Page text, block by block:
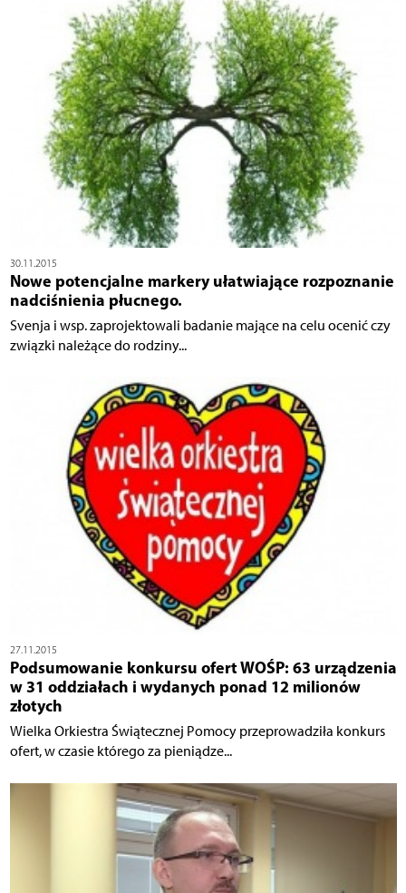
30.11.2015
Nowe potencjalne markery ułatwiające rozpoznanie
nadciśnienia płucnego.
Svenja i wsp. zaprojektowali badanie mające na celu ocenić czy
związki należące do rodziny...
27.11.2015
Podsumowanie konkursu ofert WOŚP: 63 urządzenia
w 31 oddziałach i wydanych ponad 12 milionów
złotych
Wielka Orkiestra Świątecznej Pomocy przeprowadziła konkurs
ofert, w czasie którego za pieniądze...